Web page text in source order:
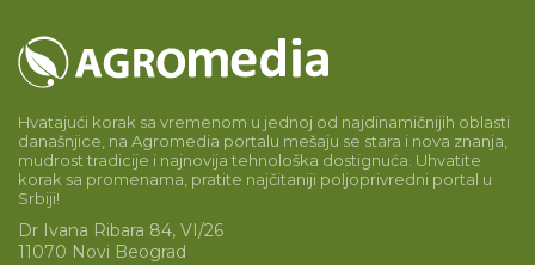
Hvatajući korak sa vremenom u jednoj od najdinamičnijih oblasti
današnjice, na Agromedia portalu mešaju se stara i nova znanja,
mudrost tradicije i najnovija tehnološka dostignuća. Uhvatite
korak sa promenama, pratite najčitaniji poljoprivredni portal u
Srbiji!
Dr Ivana Ribara 84, VI/26
11070 Novi Beograd